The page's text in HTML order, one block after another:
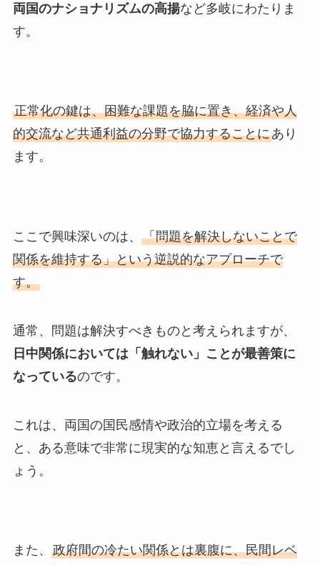
両国のナショナリズムの高揚など多岐にわたりま
す。
正常化の鍵は、困難な課題を脇に置き、経済や人
的交流など共通利益の分野で協力することにあり
ます。
ここで興味深いのは、 「問題を解決しないことで
関係を維持する」という逆説的なアプローチで
す。
通常、問題は解決すべきものと考えられますが、
日中関係においては「触れない」ことが最善策に
なっているのです。
これは、両国の国民感情や政治的立場を考える
と、ある意味で非常に現実的な知恵と言えるでし
ょう。
また、 政府間の冷たい関係とは裏腹に、民間レベ